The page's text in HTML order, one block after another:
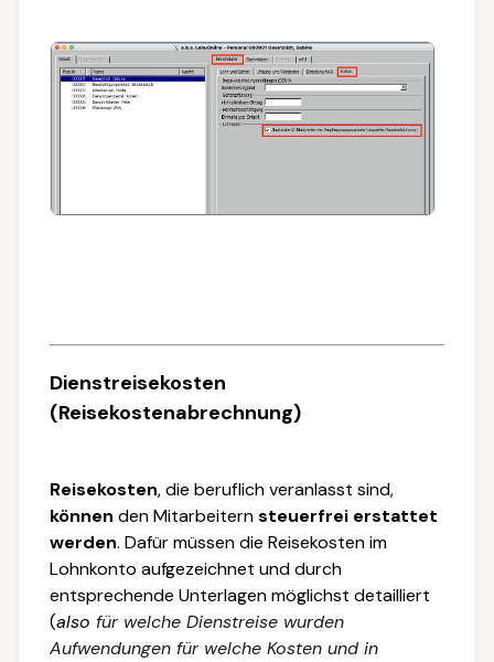
Dienstreisekosten
(Reisekostenabrechnung)
Reisekosten, die beruflich veranlasst sind,
können den Mitarbeiternsteuerfrei erstattet
werden. Dafür müssen die Reisekosten im
Lohnkonto aufgezeichnet und durch
entsprechende Unterlagen möglichst detailliert
(also für welche Dienstreise wurden
Aufwendungen für welche Kosten und in